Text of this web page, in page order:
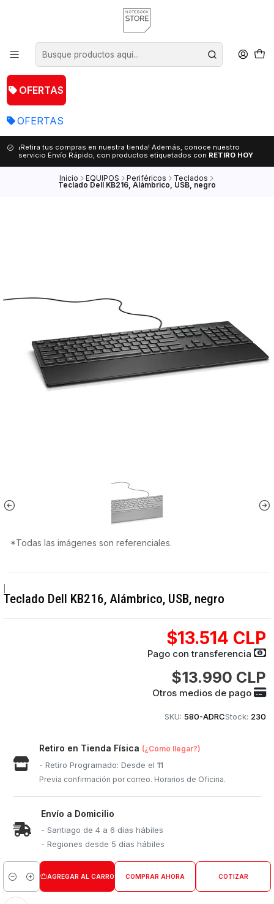
OFERTAS
OFERTAS
¡Retira tus compras en nuestra tienda! Además, conoce nuestro
servicio Envío Rápido, con productos etiquetados con RETIRO HOY
Inicio EQUIPOS Periféricos Teclados
Teclado Dell KB216, Alámbrico, USB, negro
*Todas las imágenes son referenciales.
Teclado Dell KB216, Alámbrico, USB, negro
$13.514 CLP
Pago con transferencia
$13.990 CLP
Otros medios de pago
SKU: 580-ADRCStock: 230
Retiro en Tienda Física (¿Cómo llegar?)
- Retiro Programado: Desde el11
Previa confirmación por correo. Horarios de Oficina.
Envío a Domicilio
- Santiago de 4 a 6 días hábiles
- Regiones desde 5 días hábiles
Cantidad
AGREGAR AL CARRO COMPRAR AHORA COTIZAR